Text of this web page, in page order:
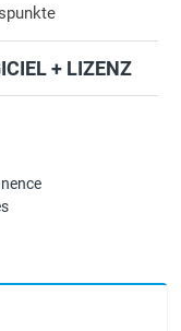
+ LIZENZ